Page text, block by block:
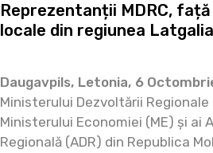
Reprezentanții MDRC,
locale din regiunea
Daugavpils, Letonia, 6
Ministerului Dezvoltării
Ministerului Economiei (ME) și ai
Regională (ADR) din Republica